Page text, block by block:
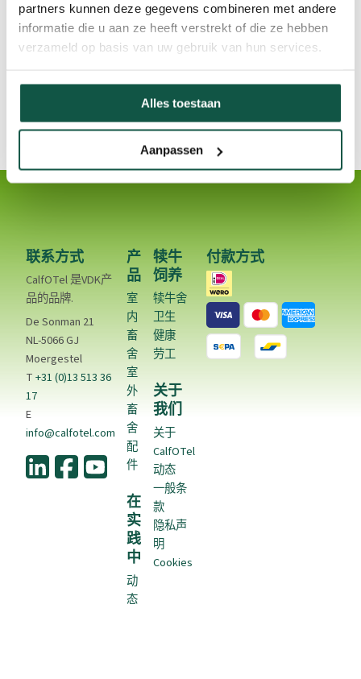
partners kunnen deze gegevens combineren met andere
informatie die u aan ze heeft verstrekt of die ze hebben
verzameld op basis van uw gebruik van hun services.
Alles toestaan
Aanpassen
乳制品校园（瓦赫宁根大学的一部分）的研究工作
联系方式
CalfOTel 是VDK产
品的品牌.
De Sonman 21
NL-5066 GJ
Moergestel
T+31 (0)13 513 36
17
E
info@calfotel.com
产
品
室
内
畜
舍
室
外
畜
舍
配
件
在
实
践
中
动
态
犊牛
饲养
犊牛舍
卫生
健康
劳工
关于
我们
关于
CalfOTel
动态
一般条
款
隐私声
明
Cookies
付款方式